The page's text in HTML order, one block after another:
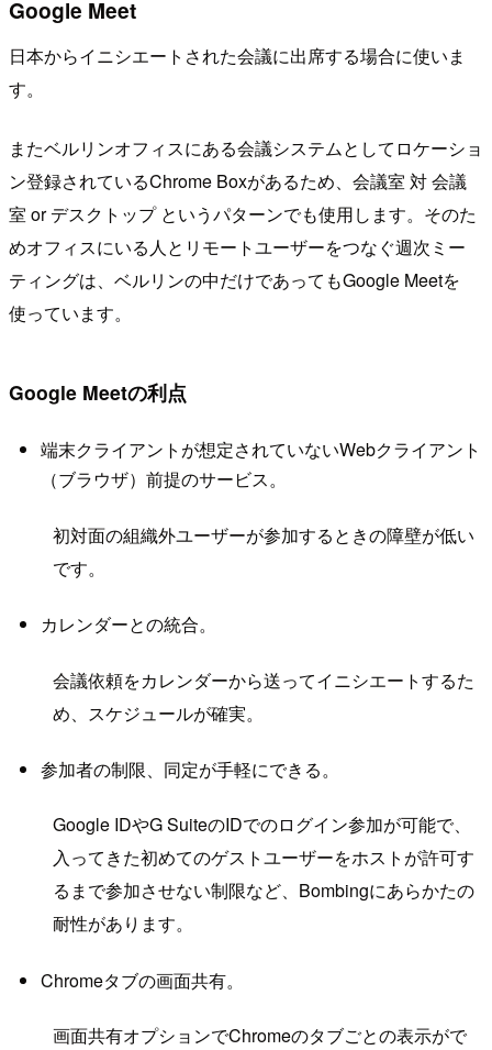
Google Meet
日本からイニシエートされた会議に出席する場合に使いま
す。
またベルリンオフィスにある会議システムとしてロケーショ
ン登録されているChrome Boxがあるため、会議室 対 会議
室 or デスクトップ というパターンでも使用します。そのた
めオフィスにいる人とリモートユーザーをつなぐ週次ミー
ティングは、ベルリンの中だけであってもGoogle Meetを
使っています。
Google Meetの利点
端末クライアントが想定されていないWebクライアント
（ブラウザ）前提のサービス。
初対面の組織外ユーザーが参加するときの障壁が低い
です。
カレンダーとの統合。
会議依頼をカレンダーから送ってイニシエートするた
め、スケジュールが確実。
参加者の制限、同定が手軽にできる。
Google IDやG SuiteのIDでのログイン参加が可能で、
入ってきた初めてのゲストユーザーをホストが許可す
るまで参加させない制限など、Bombingにあらかたの
耐性があります。
Chromeタブの画面共有。
画面共有オプションでChromeのタブごとの表示がで